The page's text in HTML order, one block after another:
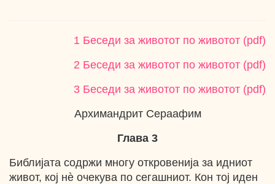
1 Беседи за животот по животот (pdf)
2 Беседи за животот по животот (pdf)
3 Беседи за животот по животот (pdf)
Архимандрит Сераафим
Глава 3
Библијата содржи многу откровенија за идниот
живот, кој нѐ очекува по сегашниот. Кон тој иден